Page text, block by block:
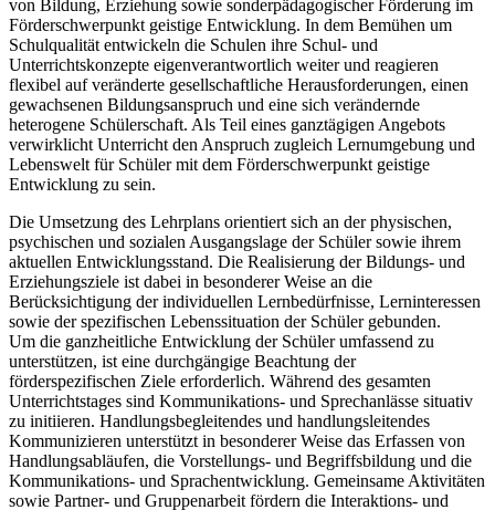
von Bildung, Erziehung sowie sonderpädagogischer Förderung im
Förderschwerpunkt geistige Entwicklung. In dem Bemühen um
Schulqualität entwickeln die Schulen ihre Schul- und
Unterrichtskonzepte eigenverantwortlich weiter und reagieren
flexibel auf veränderte gesellschaftliche Herausforderungen, einen
gewachsenen Bildungsanspruch und eine sich verändernde
heterogene Schülerschaft. Als Teil eines ganztägigen Angebots
verwirklicht Unterricht den Anspruch zugleich Lernumgebung und
Lebenswelt für Schüler mit dem Förderschwerpunkt geistige
Entwicklung zu sein.
Die Umsetzung des Lehrplans orientiert sich an der physischen,
psychischen und sozialen Ausgangslage der Schüler sowie ihrem
aktuellen Entwicklungsstand. Die Realisierung der Bildungs- und
Erziehungsziele ist dabei in besonderer Weise an die
Berücksichtigung der individuellen Lernbedürfnisse, Lerninteressen
sowie der spezifischen Lebenssituation der Schüler gebunden.
Um die ganzheitliche Entwicklung der Schüler umfassend zu
unterstützen, ist eine durchgängige Beachtung der
förderspezifischen Ziele erforderlich. Während des gesamten
Unterrichtstages sind Kommunikations- und Sprechanlässe situativ
zu initiieren. Handlungsbegleitendes und handlungsleitendes
Kommunizieren unterstützt in besonderer Weise das Erfassen von
Handlungsabläufen, die Vorstellungs- und Begriffsbildung und die
Kommunikations- und Sprachentwicklung. Gemeinsame Aktivitäten
sowie Partner- und Gruppenarbeit fördern die Interaktions- und